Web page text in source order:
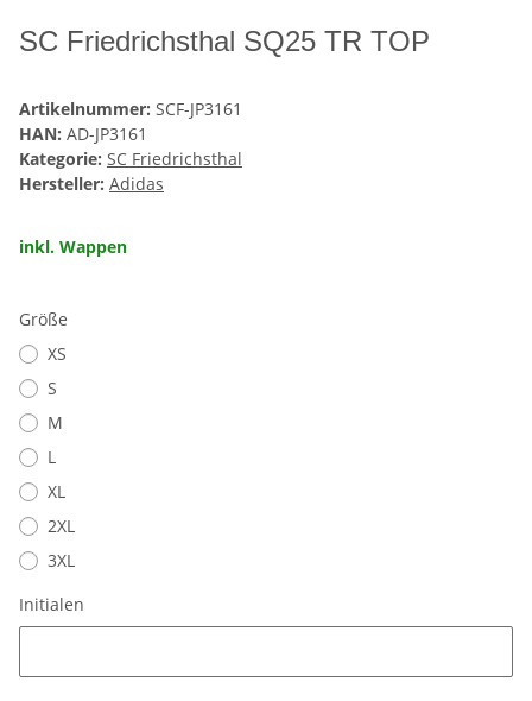
SC Friedrichsthal SQ25 TR TOP
Artikelnummer: SCF-JP3161
HAN: AD-JP3161
Kategorie: SC Friedrichsthal
Hersteller: Adidas
inkl. Wappen
Größe
XS
S
M
L
XL
2XL
3XL
Initialen